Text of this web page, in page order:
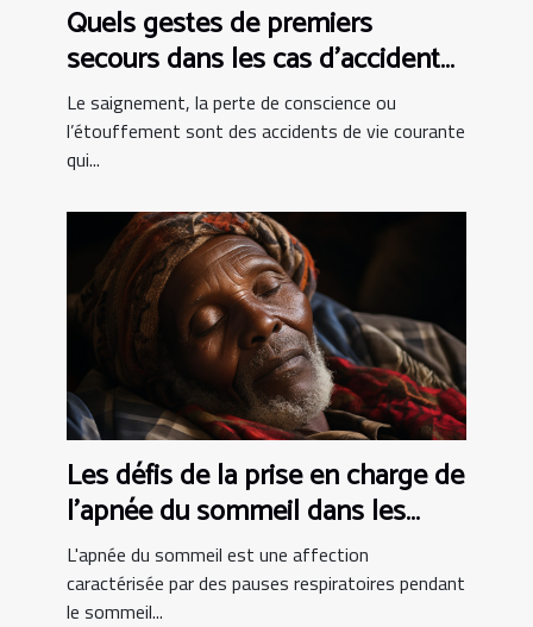
Quels gestes de premiers
secours dans les cas d’accident
de vie courante ?
Le saignement, la perte de conscience ou
l’étouffement sont des accidents de vie courante
qui...
Les défis de la prise en charge de
l'apnée du sommeil dans les
pays en développement
L'apnée du sommeil est une affection
caractérisée par des pauses respiratoires pendant
le sommeil...